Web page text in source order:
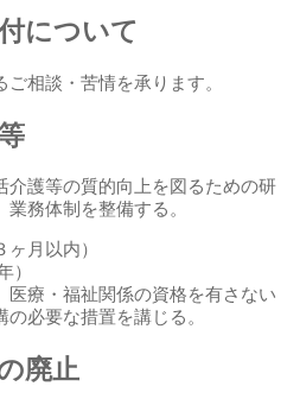
について
相談・苦情を承ります。
介護等の質的向上を図るための研
務体制を整備する。
ヶ月以内）
）
療・福祉関係の資格を有さない
必要な措置を講じる。
廃止